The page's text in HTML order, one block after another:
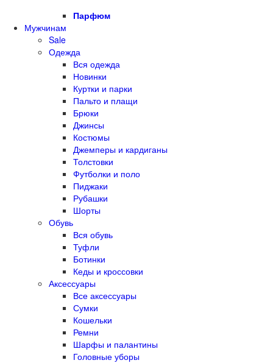
Парфюм
Мужчинам
Sale
Одежда
Вся одежда
Новинки
Куртки и парки
Пальто и плащи
Брюки
Джинсы
Костюмы
Джемперы и кардиганы
Толстовки
Футболки и поло
Пиджаки
Рубашки
Шорты
Обувь
Вся обувь
Туфли
Ботинки
Кеды и кроссовки
Аксессуары
Все аксессуары
Сумки
Кошельки
Ремни
Шарфы и палантины
Головные уборы